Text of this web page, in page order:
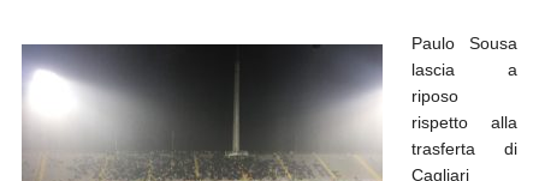
Paulo Sousa
lascia a
riposo
rispetto alla
trasferta di
Cagliari